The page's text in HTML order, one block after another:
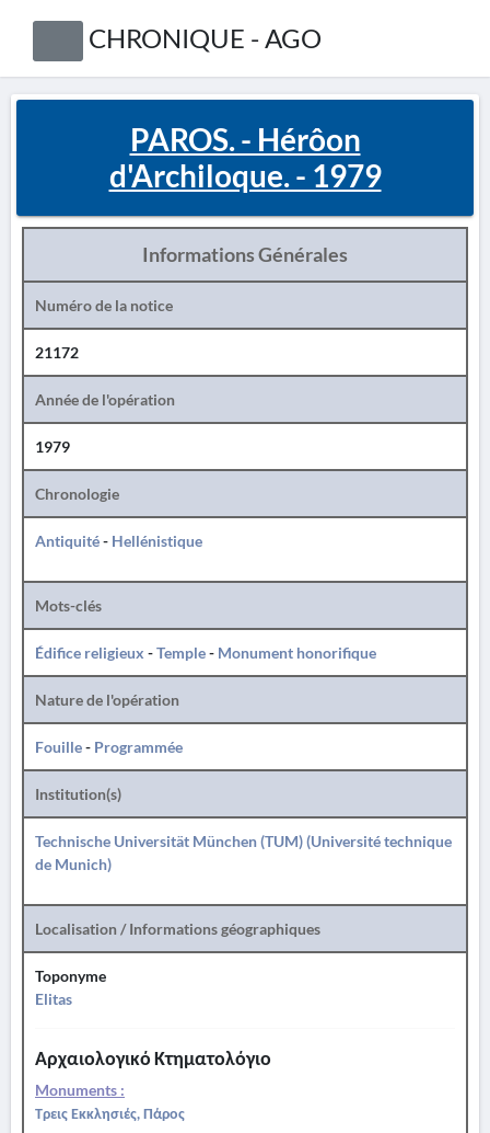
CHRONIQUE - AGO
PAROS. - Hérôon
d'Archiloque. - 1979
Informations Générales
Numéro de la notice
21172
Année de l'opération
1979
Chronologie
Antiquité- Hellénistique
Mots-clés
Édifice religieux -Temple- Monument honorifique
Nature de l'opération
Fouille- Programmée
Institution(s)
Technische Universität München (TUM) (Université technique
de Munich)
Localisation / Informations géographiques
Toponyme
Elitas
Αρχαιολογικό Κτηματολόγιο
Monuments :
Τρεις Εκκλησιές, Πάρος